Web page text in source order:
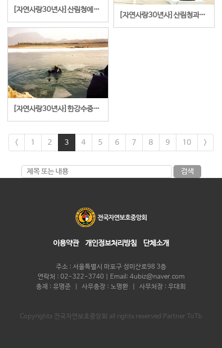
[자연사랑30년사]산림청에서 주최한 산불예방 지상진화대 발대식
[자연사랑30년사]산림청과의 산림보호 운동
[자연사랑30년사]한강수중보호운동(환경특수단 김창용단장, 축사하는 유명준총재)
< 1 2 3 4 5 6 7 8 9 10 >
검색
이용약관 개인정보처리방침 단체소개
주소 : 서울특별시 마포구 성미산로98 3층
연락처 : 02-322-3740 | Email: 4ubiz@naver.com
총재 : 유명준 | 사무총장 : 노명환 | 사무처장 : 우대희
Copyrights 전국자연보호중앙회 all rights reserved Partner ToTb